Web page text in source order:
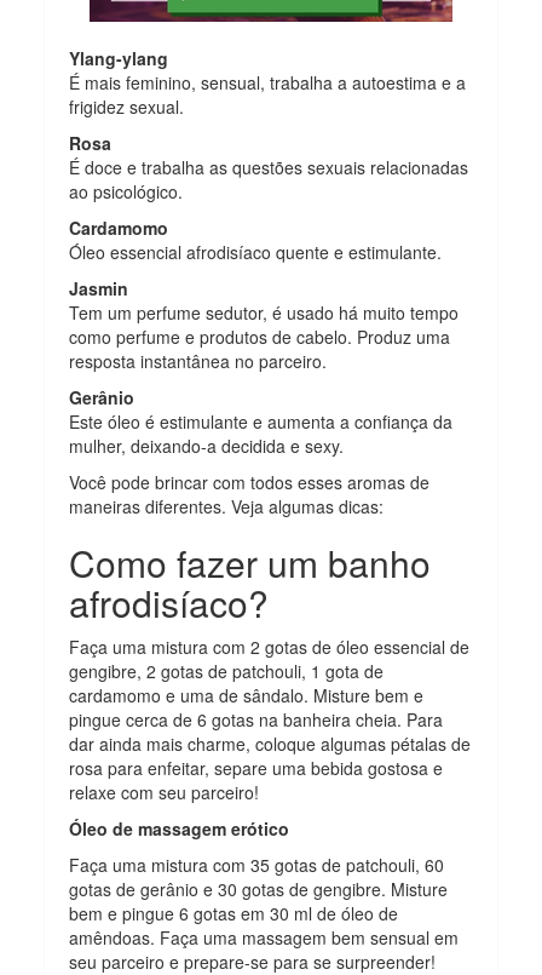
Ylang-ylang
É mais feminino, sensual, trabalha a autoestima e a
frigidez sexual.
Rosa
É doce e trabalha as questões sexuais relacionadas
ao psicológico.
Cardamomo
Óleo essencial afrodisíaco quente e estimulante.
Jasmin
Tem um perfume sedutor, é usado há muito tempo
como perfume e produtos de cabelo. Produz uma
resposta instantânea no parceiro.
Gerânio
Este óleo é estimulante e aumenta a confiança da
mulher, deixando-a decidida e sexy.
Você pode brincar com todos esses aromas de
maneiras diferentes. Veja algumas dicas:
Como fazer um banho
afrodisíaco?
Faça uma mistura com 2 gotas de óleo essencial de
gengibre, 2 gotas de patchouli, 1 gota de
cardamomo e uma de sândalo. Misture bem e
pingue cerca de 6 gotas na banheira cheia. Para
dar ainda mais charme, coloque algumas pétalas de
rosa para enfeitar, separe uma bebida gostosa e
relaxe com seu parceiro!
Óleo de massagem erótico
Faça uma mistura com 35 gotas de patchouli, 60
gotas de gerânio e 30 gotas de gengibre. Misture
bem e pingue 6 gotas em 30 ml de óleo de
amêndoas. Faça uma massagem bem sensual em
seu parceiro e prepare-se para se surpreender!